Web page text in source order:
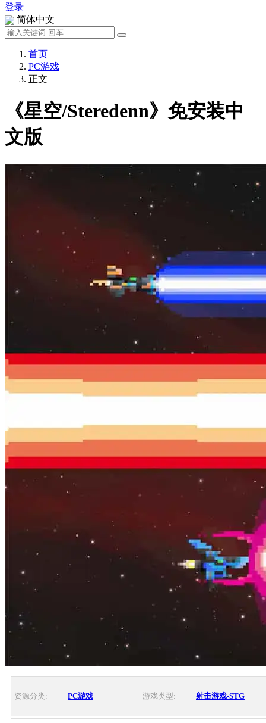
登录
简体中文
首页
PC游戏
正文
《星空/Steredenn》免安装中
文版
资源分类: PC游戏 游戏类型: 射击游戏-STG